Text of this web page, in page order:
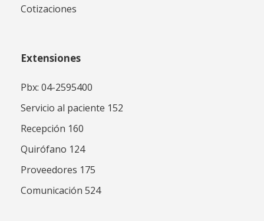
Cotizaciones
Extensiones
Pbx: 04-2595400
Servicio al paciente 152
Recepción 160
Quirófano 124
Proveedores 175
Comunicación 524